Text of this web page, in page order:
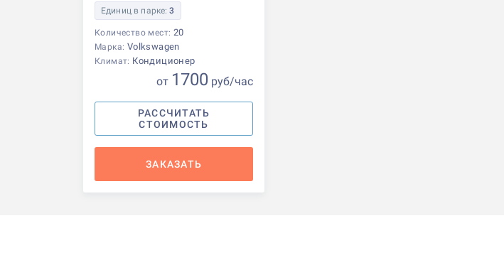
Единиц в парке:3
Количество мест: 20
Марка: Volkswagen
Климат: Кондиционер
от 1700 руб/час
РАССЧИТАТЬ
СТОИМОСТЬ
ЗАКАЗАТЬ